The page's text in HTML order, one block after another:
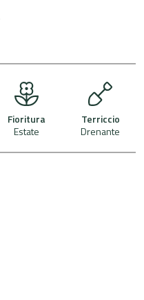
Fioritura
Estate
Terriccio
Drenante